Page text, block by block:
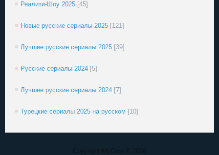
Реалити-Шоу 2025 [45]
Новые русские сериалы 2025 [121]
Лучшие русские сериалы 2025 [39]
Русские сериалы 2024 [5]
Лучшие русские сериалы 2024 [7]
Турецкие сериалы 2025 на русском [10]
Copyright MyCorp © 2026